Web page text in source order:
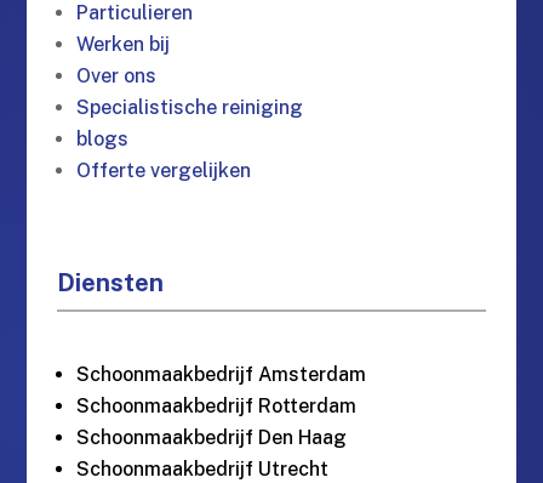
Particulieren
Werken bij
Over ons
Specialistische reiniging
blogs
Offerte vergelijken
Diensten
Schoonmaakbedrijf Amsterdam
Schoonmaakbedrijf Rotterdam
Schoonmaakbedrijf Den Haag
Schoonmaakbedrijf Utrecht